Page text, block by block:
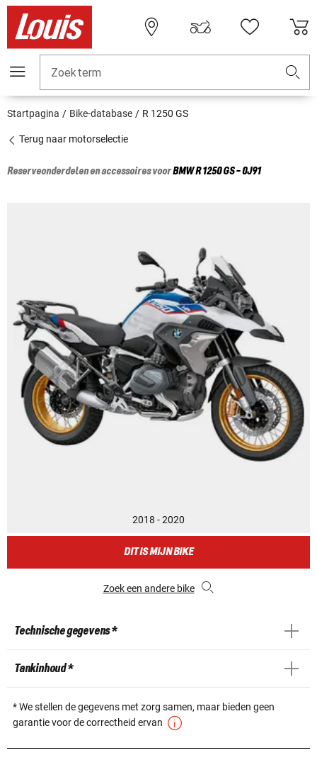
Zoekterm
Startpagina Bike-database R 1250 GS
Terug naar motorselectie
Reserveonderdelen en accessoires voorBMWR 1250 GS - 0J91
2018 - 2020
DIT IS MIJN BIKE
Zoek een andere bike
Technische gegevens *
Tankinhoud *
* We stellen de gegevens met zorg samen, maar bieden geen
garantie voor de correctheid ervan